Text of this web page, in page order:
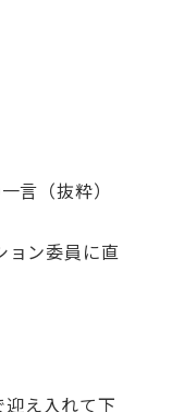
言（抜粋）
ョン委員に直
え入れて下